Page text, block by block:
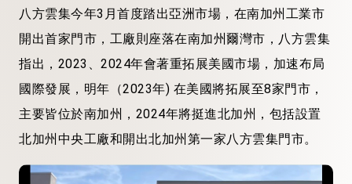
八方雲集今年3月首度踏出亞洲市場，在南加州工業市
開出首家門市，工廠則座落在南加州爾灣市，八方雲集
指出，2023、2024年會著重拓展美國市場，加速布局
國際發展，明年（2023年) 在美國將拓展至8家門市，
主要皆位於南加州，2024年將挺進北加州，包括設置
北加州中央工廠和開出北加州第一家八方雲集門市。